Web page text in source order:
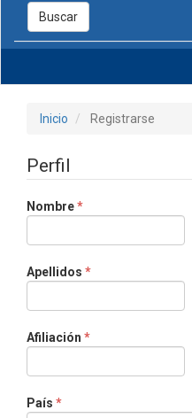
Buscar
Inicio Registrarse
Perfil
Nombre*Obligatorio
Apellidos *Obligatorio
Afiliación *Obligatorio
País *Obligatorio